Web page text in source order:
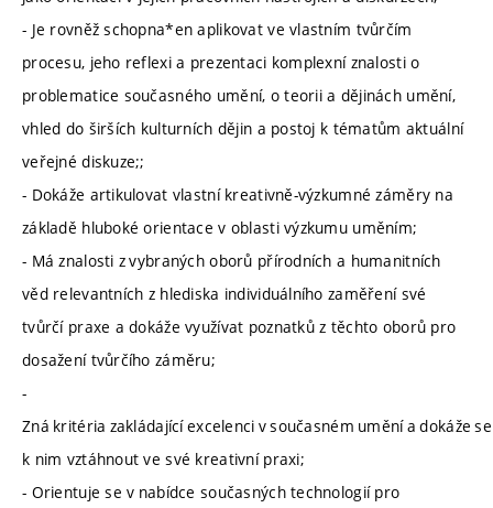
- Je rovněž schopna*en aplikovat ve vlastním tvůrčím
procesu, jeho reflexi a prezentaci komplexní znalosti o
problematice současného umění, o teorii a dějinách umění,
vhled do širších kulturních dějin a postoj k tématům aktuální
veřejné diskuze;;
- Dokáže artikulovat vlastní kreativně-výzkumné záměry na
základě hluboké orientace v oblasti výzkumu uměním;
- Má znalosti z vybraných oborů přírodních a humanitních
věd relevantních z hlediska individuálního zaměření své
tvůrčí praxe a dokáže využívat poznatků z těchto oborů pro
dosažení tvůrčího záměru;
-
Zná kritéria zakládající excelenci v současném umění a dokáže se
k nim vztáhnout ve své kreativní praxi;
- Orientuje se v nabídce současných technologií pro